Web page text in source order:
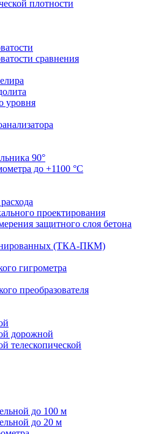
плотности
сравнения
уровня
90°
до +1100 °С
проектирования
защитного слоя бетона
(ТКА-ПКМ)
гигрометра
преобразователя
дорожной
телескопической
до 100 м
до 20 м